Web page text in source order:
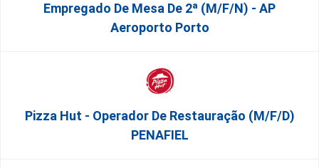
Empregado De Mesa De 2ª (M/F/N) - AP
Aeroporto Porto
Pizza Hut - Operador De Restauração (m/f/d)
PENAFIEL